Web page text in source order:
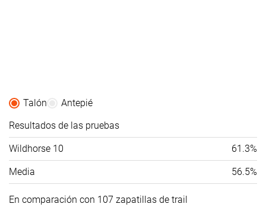
Talón
Antepié
Resultados de las pruebas
Wildhorse 10 61.3%
Media 56.5%
En comparación con 107 zapatillas de trail